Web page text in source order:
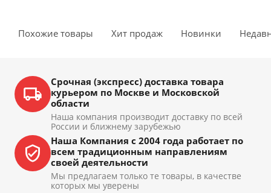
Похожие товары Хит продаж Новинки
Срочная (экспресс) доставка товара
курьером по Москве и Московской
области
Наша компания производит доставку по всей
России и ближнему зарубежью
Наша Компания с 2004 года работает по
всем традиционным направлениям
своей деятельности
Мы предлагаем только те товары, в качестве
которых мы уверены